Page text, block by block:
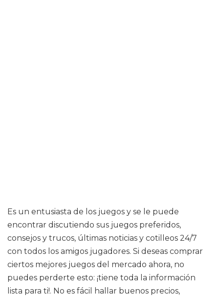
Es un entusiasta de los juegos y se le puede
encontrar discutiendo sus juegos preferidos,
consejos y trucos, últimas noticias y cotilleos 24/7
con todos los amigos jugadores. Si deseas comprar
ciertos mejores juegos del mercado ahora, no
puedes perderte esto: ¡tiene toda la información
lista para ti!. No es fácil hallar buenos precios,